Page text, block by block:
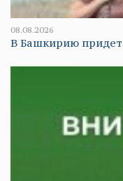
08.08.2026
В Башкирию